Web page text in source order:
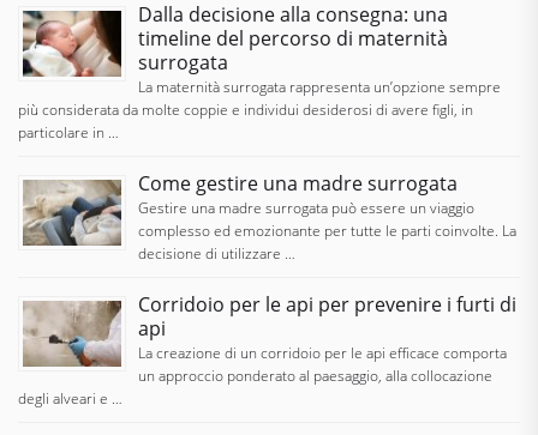
Dalla decisione alla consegna: una
timeline del percorso di maternità
surrogata
La maternità surrogata rappresenta un’opzione sempre
più considerata da molte coppie e individui desiderosi di avere figli, in
particolare in …
Come gestire una madre surrogata
Gestire una madre surrogata può essere un viaggio
complesso ed emozionante per tutte le parti coinvolte. La
decisione di utilizzare …
Corridoio per le api per prevenire i furti di
api
La creazione di un corridoio per le api efficace comporta
un approccio ponderato al paesaggio, alla collocazione
degli alveari e …